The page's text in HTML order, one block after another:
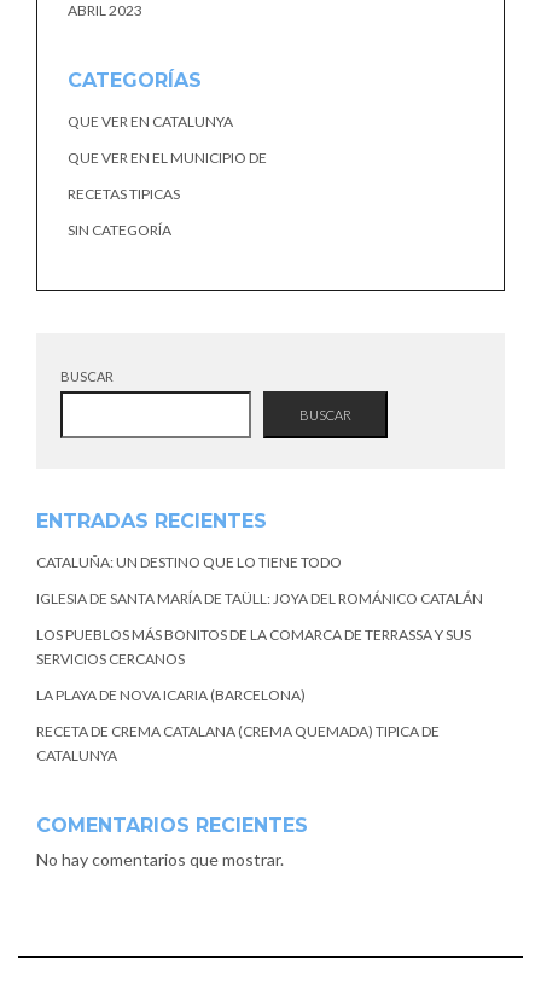
ABRIL 2023
CATEGORÍAS
QUE VER EN CATALUNYA
QUE VER EN EL MUNICIPIO DE
RECETAS TIPICAS
SIN CATEGORÍA
BUSCAR
BUSCAR
ENTRADAS RECIENTES
CATALUÑA: UN DESTINO QUE LO TIENE TODO
IGLESIA DE SANTA MARÍA DE TAÜLL: JOYA DEL ROMÁNICO CATALÁN
LOS PUEBLOS MÁS BONITOS DE LA COMARCA DE TERRASSA Y SUS
SERVICIOS CERCANOS
LA PLAYA DE NOVA ICARIA (BARCELONA)
RECETA DE CREMA CATALANA (CREMA QUEMADA) TIPICA DE
CATALUNYA
COMENTARIOS RECIENTES
No hay comentarios que mostrar.